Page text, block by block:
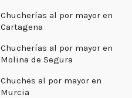
Chucherías al por mayor en
Cartagena
Chucherías al por mayor en
Molina de Segura
Chuches al por mayor en
Murcia